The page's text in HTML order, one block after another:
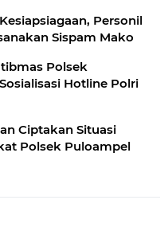
Personil
Sispam Mako
Polsek
Hotline Polri
Ciptakan Situasi
Polsek Puloampel